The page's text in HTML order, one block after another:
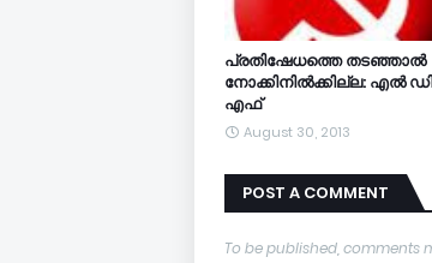
പ്രതിഷേധത്തെ തടഞ്ഞാല്‍
നോക്കിനില്‍ക്കില്ല: എല്‍ ഡി
എഫ്
August 30, 2013
POST A COMMENT
To be published, comments